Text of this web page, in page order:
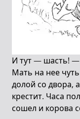
И тут — шасть! —
Мать на нее
долой со двора,
крестит. Часа
сошел и корова